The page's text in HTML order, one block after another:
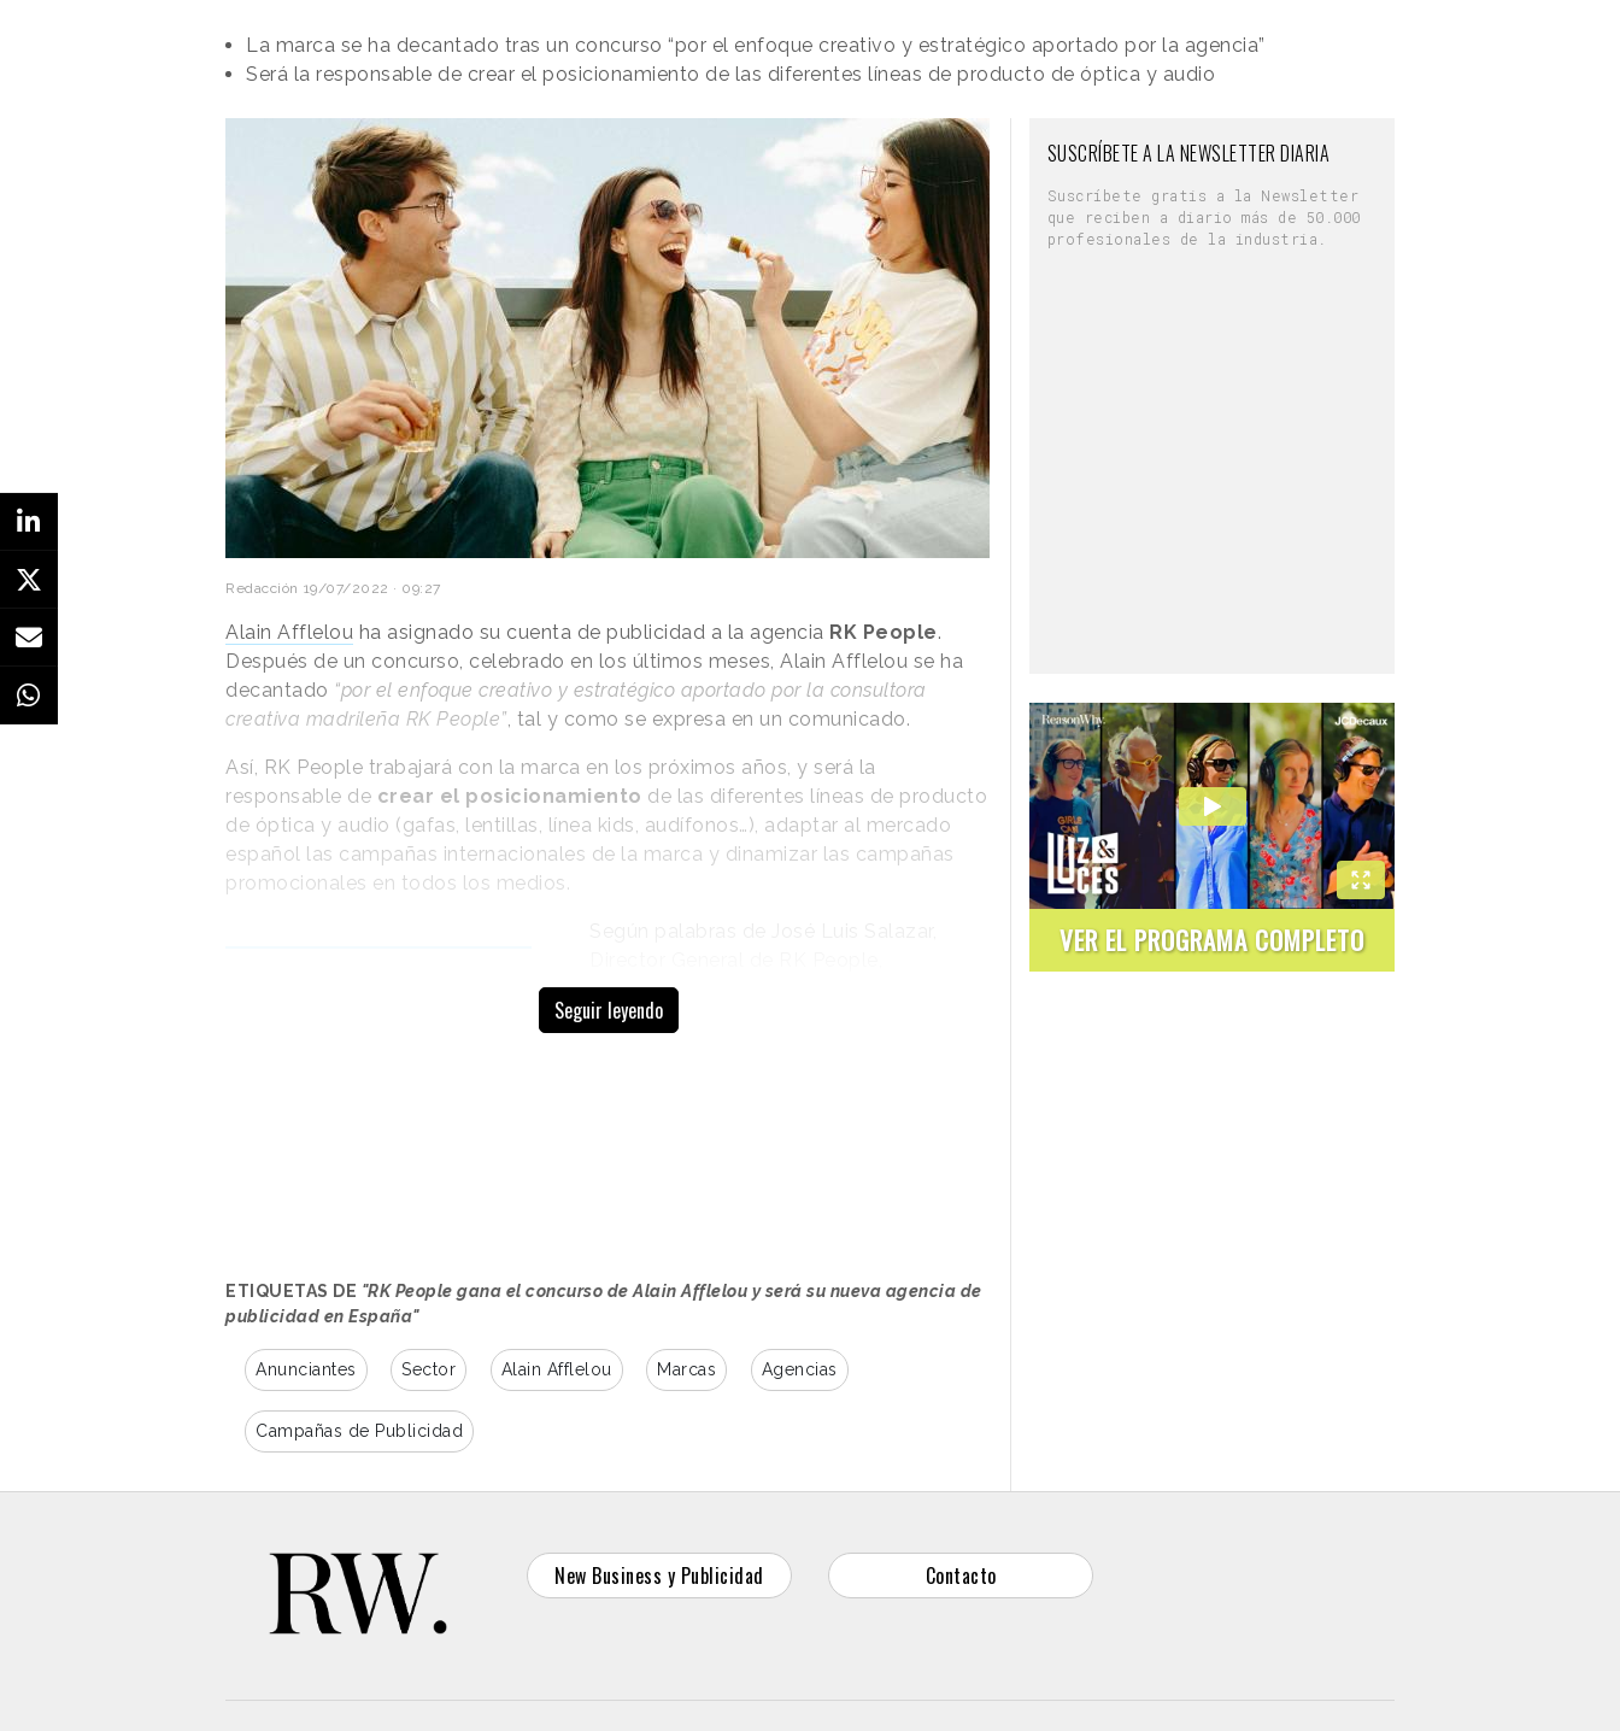
AGENCIA: McCann Madrid
PRODUCTO: ENGAGEMENT COLORFUL
COLLANTES
DIRECTOR GENERAL CREATIVO: Emiliano González de Pietri
DIRECTOR CREATIVO: VIRGINIA MOSQUERA
REALIZADOR: MANFRE
PRODUCTORA: áLGEBRA 724
PRODUCER: ALFONSO CAZALILLA
GRAFISMOS: ADOLFO VALLEJO
FOTOGRAFÍA: FEDE DELIBES, TAKEN
ASISTENTE FOTO: BOSCO L. MUÑOZ
PRODUCCIÓN MÚSICA: Universal
COMPOSITOR MÚSICA: DOMINIQUE GUIOT
TÍTULO: NOUVELLE VAGUE
La marca se ha decantado tras un concurso “por el enfoque creativo y estratégico aportado por la agencia”
Será la responsable de crear el posicionamiento de las diferentes líneas de producto de óptica y audio
Redacción 19/07/2022 · 09:27
Alain Afflelou ha asignado su cuenta de publicidad a la agencia RK People.
Después de un concurso, celebrado en los últimos meses, Alain Afflelou se ha
decantado “por el enfoque creativo y estratégico aportado por la consultora
creativa madrileña RK People”, tal y como se expresa en un comunicado.
Así, RK People trabajará con la marca en los próximos años, y será la
responsable de crear el posicionamiento de las diferentes líneas de producto
de óptica y audio (gafas, lentillas, línea kids, audífonos…), adaptar al mercado
español las campañas internacionales de la marca y dinamizar las campañas
promocionales en todos los medios.
“aportaremos una visión omnicanal y
digital a una gran marca como Alain
Buscamos ser más relevantes en todos los canales para atraer a nuevos
consumidores”.
Seguir leyendo
ETIQUETAS DE "RK People gana el concurso de Alain Afflelou y será su nueva agencia de
publicidad en España"
Anunciantes Sector Alain Afflelou Marcas Agencias
Campañas de Publicidad
SUSCRÍBETE A LA NEWSLETTER DIARIA
Suscríbete gratis a la Newsletter
que reciben a diario más de 50.000
profesionales de la industria.
VER EL PROGRAMA COMPLETO
New Business y Publicidad Contacto